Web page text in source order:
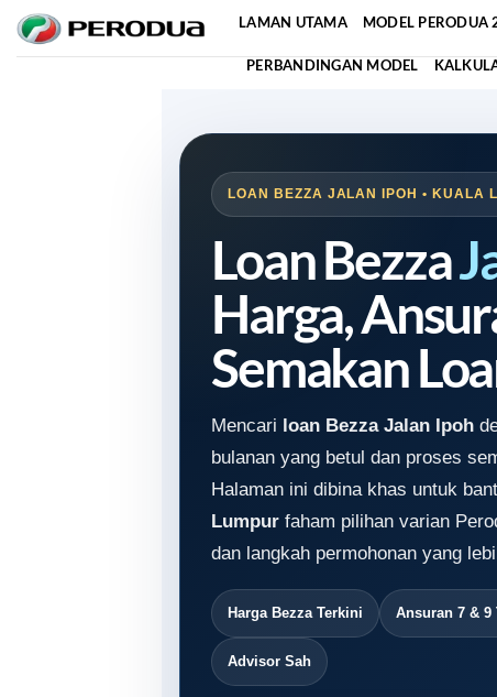
Skip
LAMAN UTAMA MODEL PERODUA
PERBANDINGAN MODEL
LOAN BEZZA JALAN IPOH • KUALA
Loan Bezza
Harga,
Semakan
Mencari loan Bezza Jalan Ipoh
bulanan yang betul dan proses
Halaman ini dibina khas untuk
Lumpur faham pilihan varian
dan langkah permohonan yang
Harga Bezza Terkini Ansuran 7 & 9
Advisor Sah